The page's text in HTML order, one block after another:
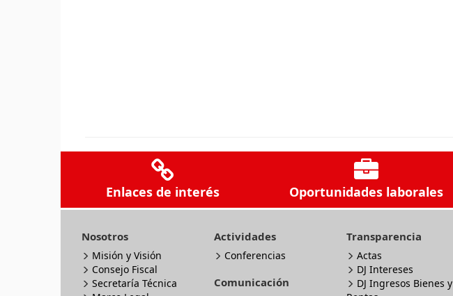
Enlaces de interés Oportunidades laborales
Nosotros
Misión y Visión
Consejo Fiscal
Secretaría Técnica
Actividades
Conferencias
Comunicación
Transparencia
Actas
DJ Intereses
DJ Ingresos Bienes y